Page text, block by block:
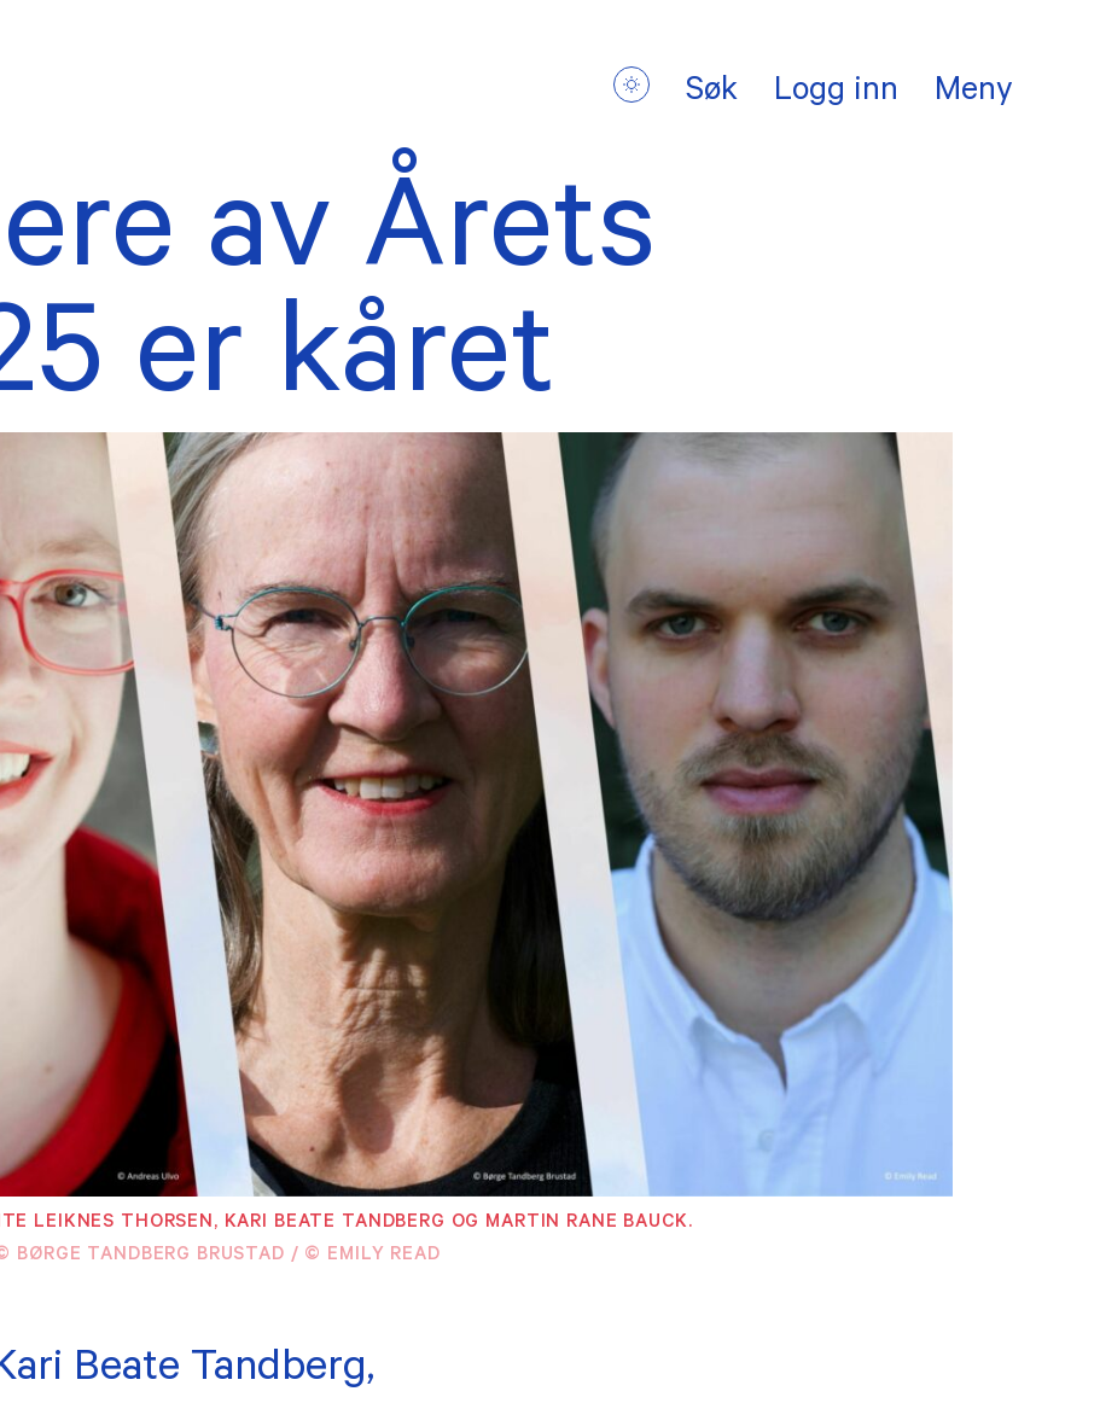
Søk Logg inn Meny
og
verv
AKTUELT
Forsidesaker
Nyhetsarkiv
Om opphavsrett
Bibalohuset i Larvik
Leilighet i Brussel
Andre arbeidsopphold
utøver
Records
TILSKUDD
Innspilling
Bearbeiding
Konsertstøtte
Såkornmidler
Tilgjengeliggjøring
Synliggjøring
Mentorordningen
Tildelinger
medlemmer
oversikt
PRAKTISK INFORMASJON
Kontakt oss
Personvern (GDPR)
av Årets
er kåret
LEIKNES THORSEN, KARI BEATE TANDBERG OG MARTIN RANE BAUCK.
BØRGE TANDBERG BRUSTAD / © EMILY READ
Beate Tandberg,